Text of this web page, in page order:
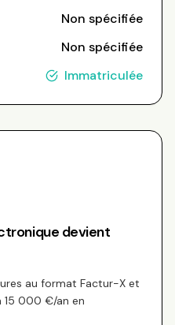
Non spécifiée
Non spécifiée
Immatriculée
devient
au format Factur-X et
15 000 €/an en